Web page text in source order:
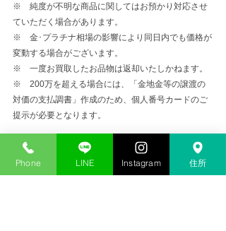
※　純度が不明な商品に関してはお預かり対応させ
ていただく場合があります。
※　金･プラチナ相場の影響により同日内でも価格が
変動する場合がございます。
※　一度お買取したお品物は返却いたしかねます。
※　200万を超える場合には、「金地金等の譲渡の
対価の支払調書」作成のため、個人番号カードのご
提示が必要となります。
金プラチナ高価買取
Phone LINE Instagram 住所